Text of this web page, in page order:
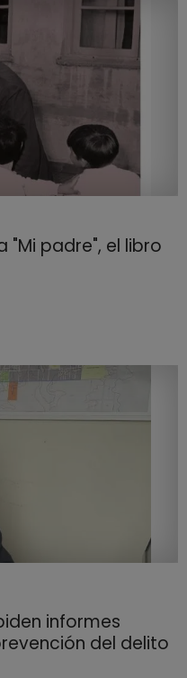
"Mi padre", el libro
informes
del delito